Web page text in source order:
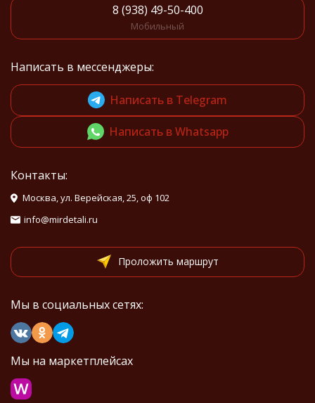
8 (938) 49-50-400
Мобильный
Написать в мессенджеры:
Написать в Telegram
Написать в Whatsapp
Контакты:
Москва, ул. Верейская, 25, оф 102
info@mirdetali.ru
Проложить маршрут
Мы в социальных сетях:
Мы на маркетплейсах